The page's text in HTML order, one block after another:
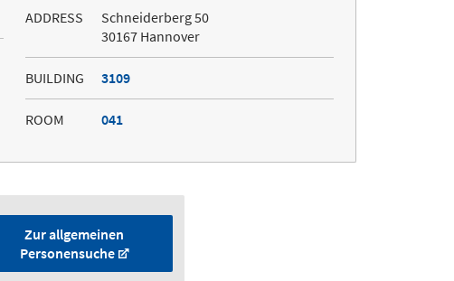
ADDRESS
Schneiderberg 50
30167 Hannover
BUILDING 3109
ROOM 041
Zur allgemeinen
Personensuche